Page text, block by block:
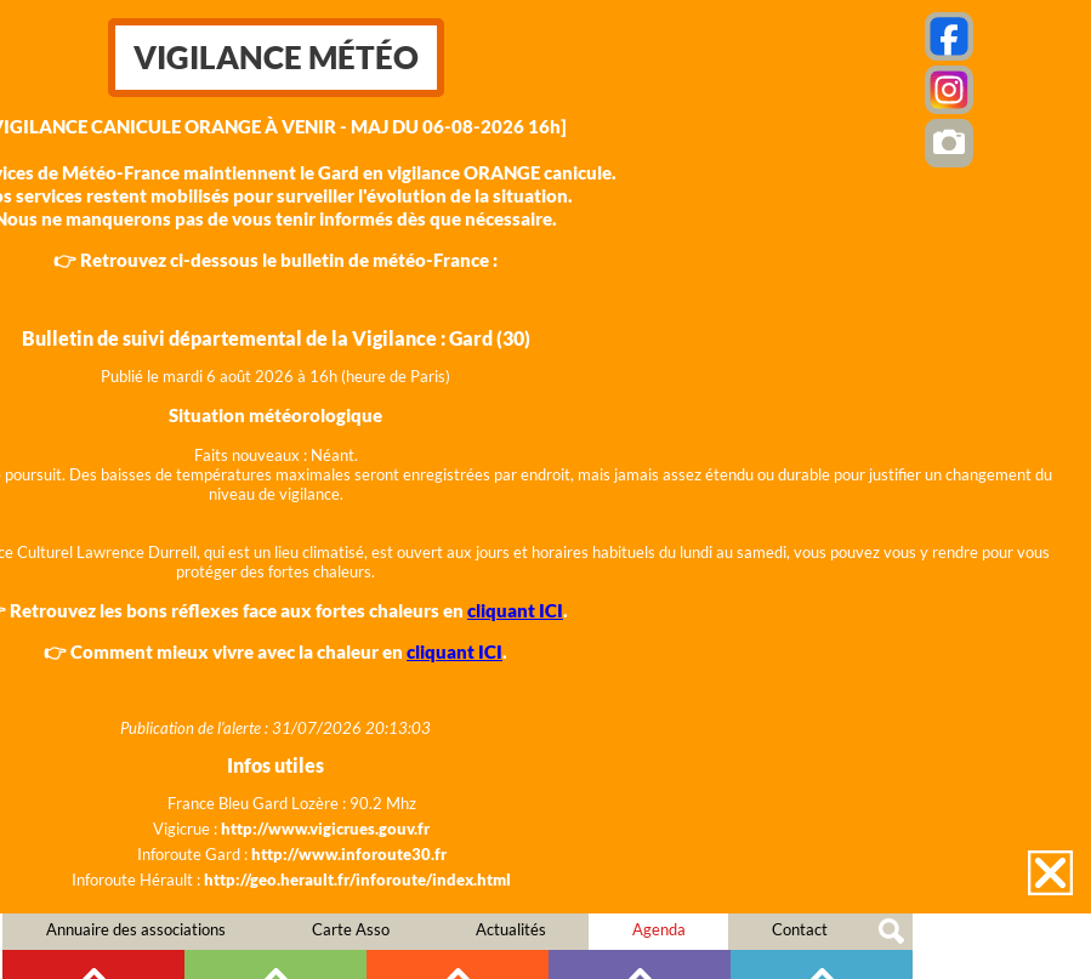
VIGILANCE MÉTÉO
CANICULE ORANGE À VENIR - MAJ DU 06-08-2026 16h]
de Météo-France maintiennent le Gard en vigilance ORANGE canicule.
services restent mobilisés pour surveiller l'évolution de la situation.
ne manquerons pas de vous tenir informés dès que nécessaire.
👉 Retrouvez ci-dessous le bulletin de météo-France :
Bulletin de suivi départemental de la Vigilance : Gard (30)
Publié le mardi 6 août 2026 à 16h (heure de Paris)
Situation météorologique
Faits nouveaux : Néant.
poursuit. Des baisses de températures maximales seront enregistrées par endroit, mais jamais assez étendu ou durable pour justifier un changement du
niveau de vigilance.
Culturel Lawrence Durrell, qui est un lieu climatisé, est ouvert aux jours et horaires habituels du lundi au samedi, vous pouvez vous y rendre pour vous
protéger des fortes chaleurs.
Retrouvez les bons réflexes face aux fortes chaleurs en cliquant ICI.
👉 Comment mieux vivre avec la chaleur en cliquant ICI.
Publication de l'alerte : 31/07/2026 20:13:03
Infos utiles
France Bleu Gard Lozère : 90.2 Mhz
Vigicrue :http://www.vigicrues.gouv.fr
Inforoute Gard :http://www.inforoute30.fr
Inforoute Hérault :http://geo.herault.fr/inforoute/index.html
Annuaire des associations Carte Asso Actualités Agenda Contact